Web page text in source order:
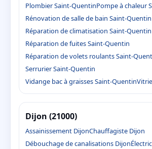
Plombier Saint-QuentinPompe à chaleur
Rénovation de salle de bain Saint-Quentin
Réparation de climatisation Saint-Quentin
Réparation de fuites Saint-Quentin
Réparation de volets roulants Saint-
Serrurier Saint-Quentin
Vidange bac à graisses Saint-Quentin
Dijon (21000)
Assainissement DijonChauffagiste Dijon
Débouchage de canalisations Dijon